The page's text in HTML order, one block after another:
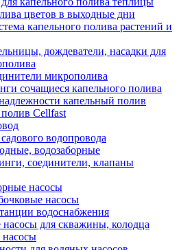
цветов в выходные дни
капельного полива растений и
дождеватели, насадки для
микрополива
сочащиеся капельного полива
капельный полив
Cellfast
водопровода
водозаборные
соединители, клапаны
насосы
насосы
водоснабжения
для скважины, колодца